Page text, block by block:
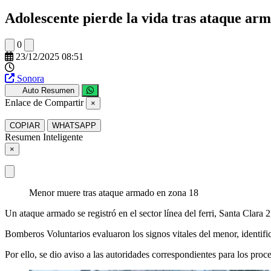
Adolescente pierde la vida tras ataque
0
23/12/2025 08:51
Sonora
Auto Resumen
Enlace de Compartir ×
COPIAR WHATSAPP
Resumen Inteligente
×
Menor muere tras ataque armado en zona 18
Un ataque armado se registró en el sector línea del ferri, Santa
Bomberos Voluntarios evaluaron los signos vitales del menor,
Por ello, se dio aviso a las autoridades correspondientes para los